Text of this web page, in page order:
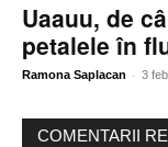
Uaauu, de
petalele în
Ramona Saplacan - 3
COMENTARII